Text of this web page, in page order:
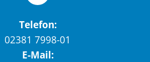
Telefon:
02381 7998-01
E-Mail: